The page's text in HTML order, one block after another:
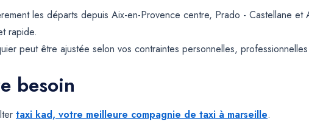
les départs depuis Aix-en-Provence centre, Prado - Castellane et
rapide.
peut être ajustée selon vos contraintes personnelles,
besoin
taxi kad, votre meilleure compagnie de taxi à marseille.